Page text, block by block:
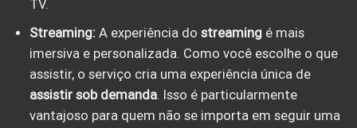
TV.
Streaming: A experiência do streamingé mais
imersiva e personalizada. Como você escolhe o que
assistir, o serviço cria uma experiência única de
assistir sob demanda. Isso é particularmente
vantajoso para quem não se importa em seguir uma